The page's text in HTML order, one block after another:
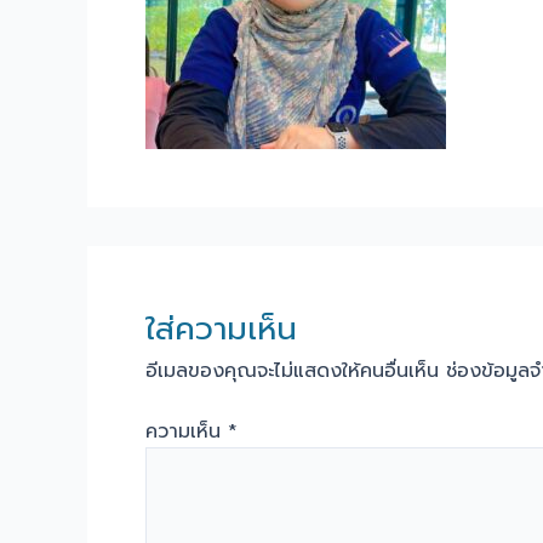
ใส่ความเห็น
อีเมลของคุณจะไม่แสดงให้คนอื่นเห็น ช่องข้อมูล
ความเห็น *